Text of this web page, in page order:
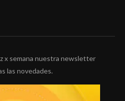
x semana nuestra newsletter
las novedades.